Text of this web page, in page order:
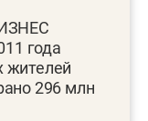
года
296 млн